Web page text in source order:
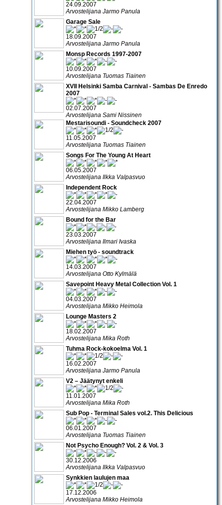
24.09.2007
Arvostelijana Jarmo Panula
Garage Sale
18.09.2007
Arvostelijana Jarmo Panula
Monsp Records 1997-2007
10.09.2007
Arvostelijana Tuomas Tiainen
XVII Helsinki Samba Carnival - Sambas De Enredo
2007
02.07.2007
Arvostelijana Sami Nissinen
Mestarisoundi - Soundcheck 2007
11.05.2007
Arvostelijana Tuomas Tiainen
Songs For The Young At Heart
06.05.2007
Arvostelijana Ilkka Valpasvuo
Independent Rock
22.04.2007
Arvostelijana Mikko Lamberg
Bound for the Bar
23.03.2007
Arvostelijana Ilmari Ivaska
Miehen työ - soundtrack
14.03.2007
Arvostelijana Otto Kylmälä
Savepoint Heavy Metal Collection Vol. 1
04.03.2007
Arvostelijana Mikko Heimola
Lounge Masters 2
18.02.2007
Arvostelijana Mika Roth
Tuhma Rock-kokoelma Vol. 1
16.02.2007
Arvostelijana Jarmo Panula
V2 – Jäätynyt enkeli
11.01.2007
Arvostelijana Mika Roth
Sub Pop - Terminal Sales vol.2. This Delicious
06.01.2007
Arvostelijana Tuomas Tiainen
Not Psycho Enough? Vol. 2 & Vol. 3
30.12.2006
Arvostelijana Ilkka Valpasvuo
Synkkien laulujen maa
17.12.2006
Arvostelijana Mikko Heimola